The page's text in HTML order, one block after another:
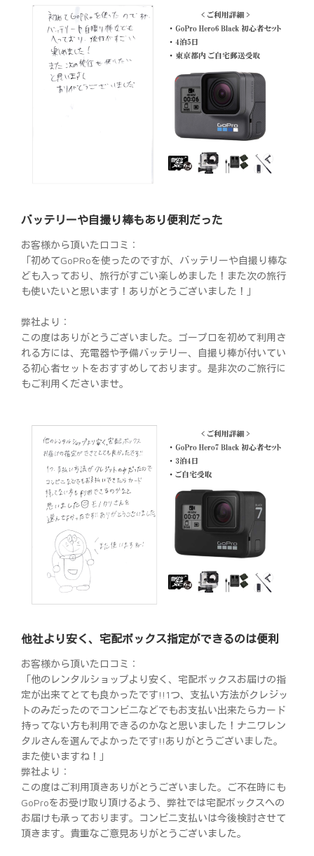
バッテリーや自撮り棒もあり便利だった
お客様から頂いた口コミ：
「初めてGoPRoを使ったのですが、バッテリーや自撮り棒な
ども入っており、旅行がすごい楽しめました！また次の旅行
も使いたいと思います！ありがとうございました！」
弊社より：
この度はありがとうございました。ゴープロを初めて利用さ
れる方には、充電器や予備バッテリー、自撮り棒が付いてい
る初心者セットをおすすめしております。是非次のご旅行に
もご利用くださいませ。
他社より安く、宅配ボックス指定ができるのは便利
お客様から頂いた口コミ：
「他のレンタルショップより安く、宅配ボックスお届けの指
定が出来てとても良かったです!!1つ、支払い方法がクレジッ
トのみだったのでコンビニなどでもお支払い出来たらカード
持ってない方も利用できるのかなと思いました！ナニワレン
タルさんを選んでよかったです!!ありがとうございました。
また使いますね！」
弊社より：
この度はご利用頂きありがとうございました。ご不在時にも
GoProをお受け取り頂けるよう、弊社では宅配ボックスへの
お届けも承っております。コンビニ支払いは今後検討させて
頂きます。貴重なご意見ありがとうございました。